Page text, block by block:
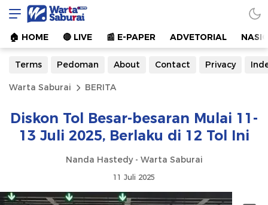
Warta Saburai
Sumber Informasi Terkini
🏠︎ HOME 🔴 LIVE 📰 E-PAPER ADVETORIAL
Terms Pedoman About Contact Privacy
Warta Saburai BERITA
Diskon Tol Besar-besaran Mulai 11-
13 Juli 2025, Berlaku di 12 Tol Ini
Nanda Hastedy - Warta Saburai
11 Juli 2025